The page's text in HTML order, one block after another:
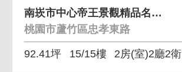
南崁市中心帝王景觀精品名宅英橋帝苑3改2房雙車
桃園市蘆竹區忠孝東路
92.41坪 15/15樓 2房(室)2廳2衛